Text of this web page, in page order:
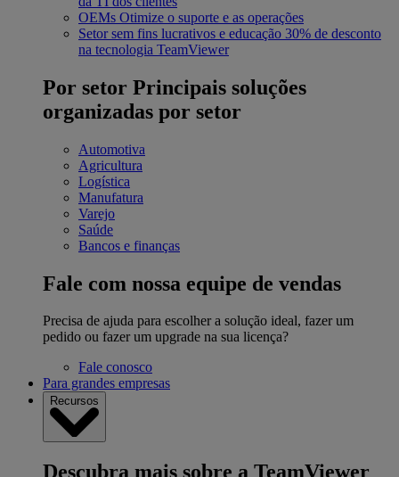
OEMs Otimize o suporte e as operações
Setor sem fins lucrativos e educação 30% de desconto
na tecnologia TeamViewer
Por setor Principais soluções
organizadas por setor
Automotiva
Agricultura
Logística
Manufatura
Varejo
Saúde
Bancos e finanças
Fale com nossa equipe de vendas
Precisa de ajuda para escolher a solução ideal, fazer um
pedido ou fazer um upgrade na sua licença?
Fale conosco
Para grandes empresas
Recursos
Descubra mais sobre a TeamViewer